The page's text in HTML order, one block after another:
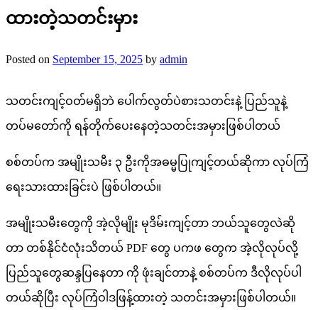
ထားတဲ့သတင်းမှား
Posted on September 15, 2025 by admin
သတင်းကျင့်ဝတ်မရှိဘဲ ပေါက်လွတ်ပဲစားသတင်းနဲ့ ပြည်သူနဲ့
တပ်မတော်ကို ရန်တိုက်ပေးနေတဲ့သတင်းအမှားဖြစ်ပါတယ်
စစ်တပ်က အမျိုးသမီး ၃ ဦးကိုအဓမ္မပြုကျင့်တယ်ဆိုကာ လုပ်ကြံ
ရေးသားထားခြင်းပဲ ဖြစ်ပါတယ်။
အမျိုးသမီးတွေကို အဲ့လိုမျိုး မုဒိမ်းကျင့်တာ ဘယ်သူတွေလဲဆို
တာ တစ်နိုင်ငံလုံးသိတယ် PDF တွေ ပကဖ တွေက အဲ့လိုလုပ်လို့
ပြည်သူတွေဆန္ဒပြနေတာ ကို ဖုံးချင်တာနဲ့ စစ်တပ်က ဒီလိုလုပ်ပါ
တယ်ဆိုပြီး လုပ်ကြံဝါဒဖြန့်ထားတဲ့ သတင်းအမှားဖြစ်ပါတယ်။